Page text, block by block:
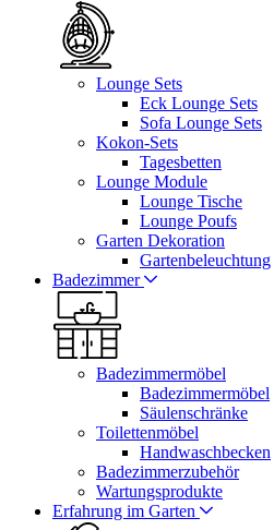
Lounge Sets
Eck Lounge Sets
Sofa Lounge Sets
Kokon-Sets
Tagesbetten
Lounge Module
Lounge Tische
Lounge Poufs
Garten Dekoration
Gartenbeleuchtung
Badezimmer
Badezimmermöbel
Badezimmermöbel
Säulenschränke
Toilettenmöbel
Handwaschbecken
Badezimmerzubehör
Wartungsprodukte
Erfahrung im Garten